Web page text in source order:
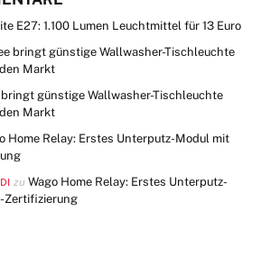
E27: 1.100 Lumen Leuchtmittel für 13 Euro
bringt günstige Wallwasher-Tischleuchte
Markt
bringt günstige Wallwasher-Tischleuchte
Markt
Home Relay: Erstes Unterputz-Modul mit
zu Wago Home Relay: Erstes Unterputz-
Zertifizierung